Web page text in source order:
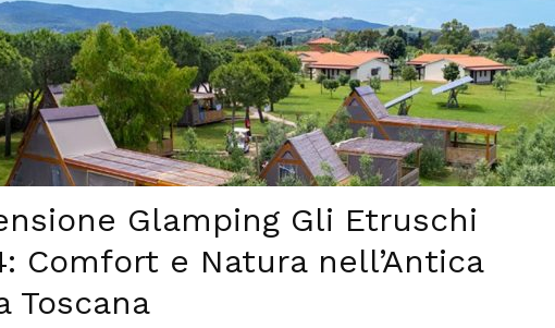
Glamping Gli Etruschi
Comfort e Natura nell’Antica
Toscana